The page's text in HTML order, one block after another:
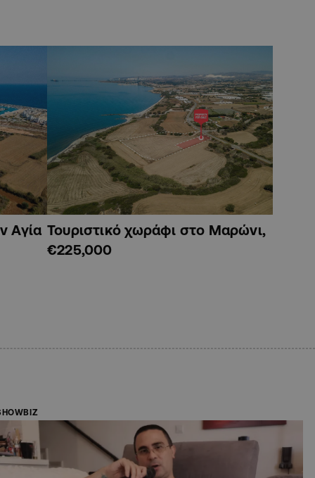
Αγία Τουριστικό χωράφι στο Μαρώνι,
€225,000